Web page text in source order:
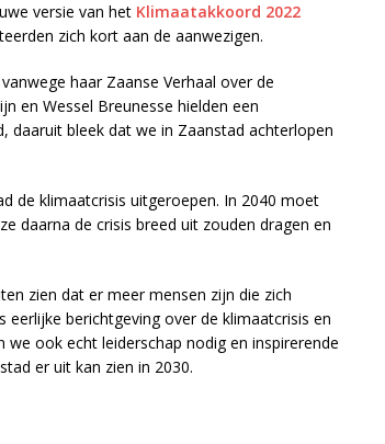
versie van het Klimaatakkoord 2022
zich kort aan de aanwezigen.
haar Zaanse Verhaal over de
en Wessel Breunesse hielden een
daaruit bleek dat we in Zaanstad achterlopen
de klimaatcrisis uitgeroepen. In 2040 moet
daarna de crisis breed uit zouden dragen en
zien dat er meer mensen zijn die zich
berichtgeving over de klimaatcrisis en
ook echt leiderschap nodig en inspirerende
er uit kan zien in 2030.